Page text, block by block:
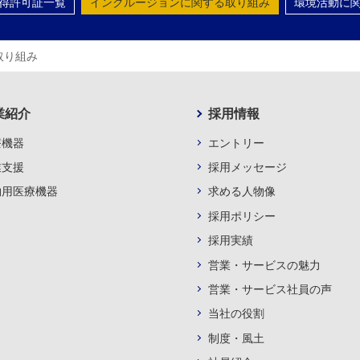
り組み
紹介
器
援
医療機器
採用情報
エントリー
採用メッセージ
求める人物像
採用ポリシー
採用実績
営業・サービスの魅力
営業・サービス社員の声
当社の役割
制度・風土